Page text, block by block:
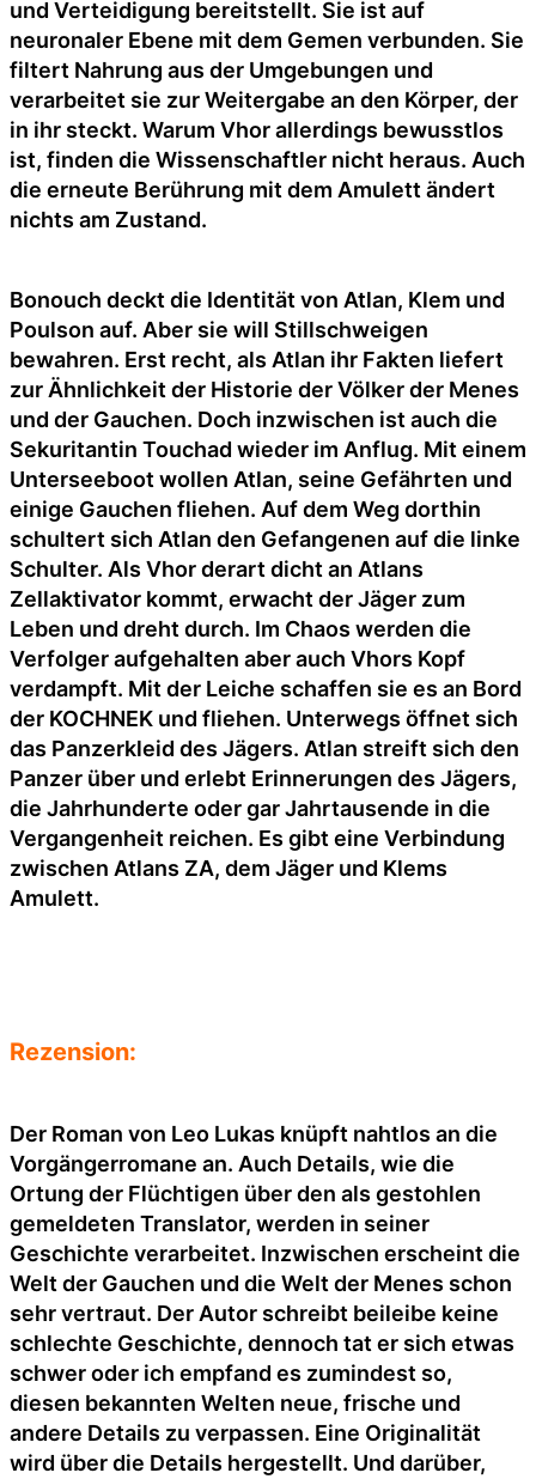
und Verteidigung bereitstellt. Sie ist auf
neuronaler Ebene mit dem Gemen verbunden. Sie
filtert Nahrung aus der Umgebungen und
verarbeitet sie zur Weitergabe an den Körper, der
in ihr steckt. Warum Vhor allerdings bewusstlos
ist, finden die Wissenschaftler nicht heraus. Auch
die erneute Berührung mit dem Amulett ändert
nichts am Zustand.
Bonouch deckt die Identität von Atlan, Klem und
Poulson auf. Aber sie will Stillschweigen
bewahren. Erst recht, als Atlan ihr Fakten liefert
zur Ähnlichkeit der Historie der Völker der Menes
und der Gauchen. Doch inzwischen ist auch die
Sekuritantin Touchad wieder im Anflug. Mit einem
Unterseeboot wollen Atlan, seine Gefährten und
einige Gauchen fliehen. Auf dem Weg dorthin
schultert sich Atlan den Gefangenen auf die linke
Schulter. Als Vhor derart dicht an Atlans
Zellaktivator kommt, erwacht der Jäger zum
Leben und dreht durch. Im Chaos werden die
Verfolger aufgehalten aber auch Vhors Kopf
verdampft. Mit der Leiche schaffen sie es an Bord
der KOCHNEK und fliehen. Unterwegs öffnet sich
das Panzerkleid des Jägers. Atlan streift sich den
Panzer über und erlebt Erinnerungen des Jägers,
die Jahrhunderte oder gar Jahrtausende in die
Vergangenheit reichen. Es gibt eine Verbindung
zwischen Atlans ZA, dem Jäger und Klems
Amulett.
Rezension:
Der Roman von Leo Lukas knüpft nahtlos an die
Vorgängerromane an. Auch Details, wie die
Ortung der Flüchtigen über den als gestohlen
gemeldeten Translator, werden in seiner
Geschichte verarbeitet. Inzwischen erscheint die
Welt der Gauchen und die Welt der Menes schon
sehr vertraut. Der Autor schreibt beileibe keine
schlechte Geschichte, dennoch tat er sich etwas
schwer oder ich empfand es zumindest so,
diesen bekannten Welten neue, frische und
andere Details zu verpassen. Eine Originalität
wird über die Details hergestellt. Und darüber,